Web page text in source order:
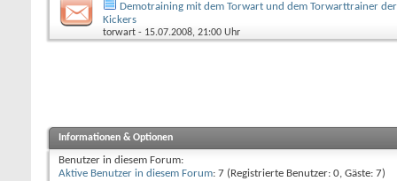
Demotraining mit dem Torwart und dem Torwarttrainer
Kickers
torwart - 15.07.2008, 21:00 Uhr
Informationen & Optionen
Benutzer in diesem Forum:
Aktive Benutzer in diesem Forum: 7 (Registrierte Benutzer: 0, Gäste: 7)